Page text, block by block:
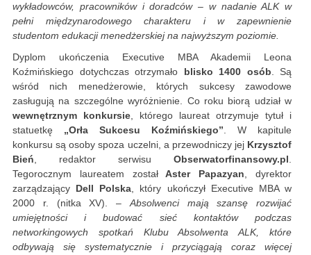
wykładowców, pracowników i doradców – w nadanie ALK w
pełni międzynarodowego charakteru i w zapewnienie
studentom edukacji menedżerskiej na najwyższym poziomie.
Dyplom ukończenia Executive MBA Akademii Leona
Koźmińskiego dotychczas otrzymało blisko 1400 osób. Są
wśród nich menedżerowie, których sukcesy zawodowe
zasługują na szczególne wyróżnienie. Co roku biorą udział w
wewnętrznym konkursie, którego laureat otrzymuje tytuł i
statuetkę „Orła Sukcesu Koźmińskiego”. W kapitule
konkursu są osoby spoza uczelni, a przewodniczy jej Krzysztof
Bień, redaktor serwisu Obserwatorfinansowy.pl.
Tegorocznym laureatem zostałAster Papazyan, dyrektor
zarządzający Dell Polska, który ukończył Executive MBA w
2000 r. (nitka XV). –Absolwenci mają szansę rozwijać
umiejętności i budować sieć kontaktów podczas
networkingowych spotkań Klubu Absolwenta ALK, które
odbywają się systematycznie i przyciągają coraz więcej